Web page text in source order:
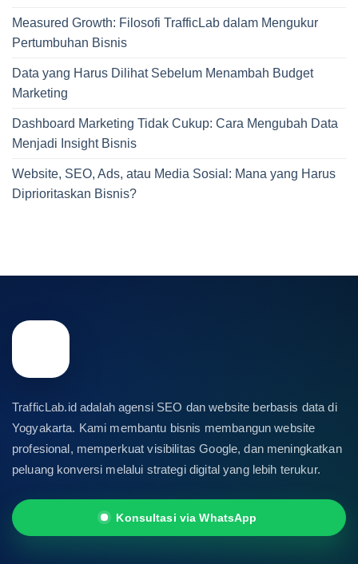
Measured Growth: Filosofi TrafficLab dalam Mengukur
Pertumbuhan Bisnis
Data yang Harus Dilihat Sebelum Menambah Budget
Marketing
Dashboard Marketing Tidak Cukup: Cara Mengubah Data
Menjadi Insight Bisnis
Website, SEO, Ads, atau Media Sosial: Mana yang Harus
Diprioritaskan Bisnis?
TrafficLab.id adalah agensi SEO dan website berbasis data di
Yogyakarta. Kami membantu bisnis membangun website
profesional, memperkuat visibilitas Google, dan meningkatkan
peluang konversi melalui strategi digital yang lebih terukur.
Konsultasi via WhatsApp